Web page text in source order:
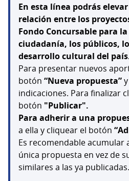
En esta línea podrás
relación entre los
Fondo Concursable para
ciudadanía, los públicos,
desarrollo cultural del
Para presentar nuevos
botón “Nueva propuesta”
indicaciones. Para finalizar
botón "Publicar".
Para adherir a una
a ella y cliquear el botón
Es recomendable acumular
única propuesta en vez de
similares a las ya publicadas.